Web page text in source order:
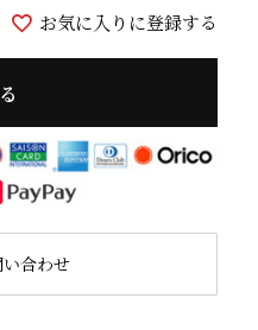
お気に入りに登録する
合わせ